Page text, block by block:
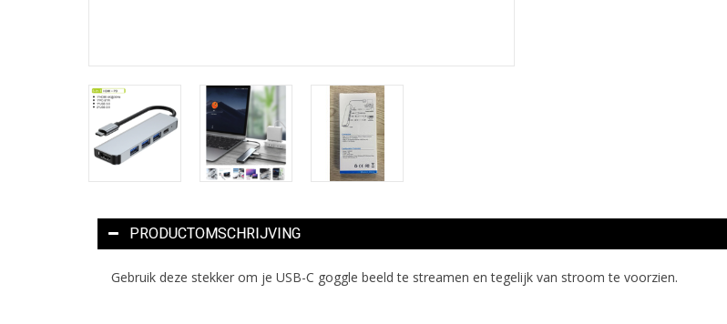
PRODUCTOMSCHRIJVING
Gebruik deze stekker om je USB-C goggle beeld te streamen en tegelijk van stroom te voorzien.